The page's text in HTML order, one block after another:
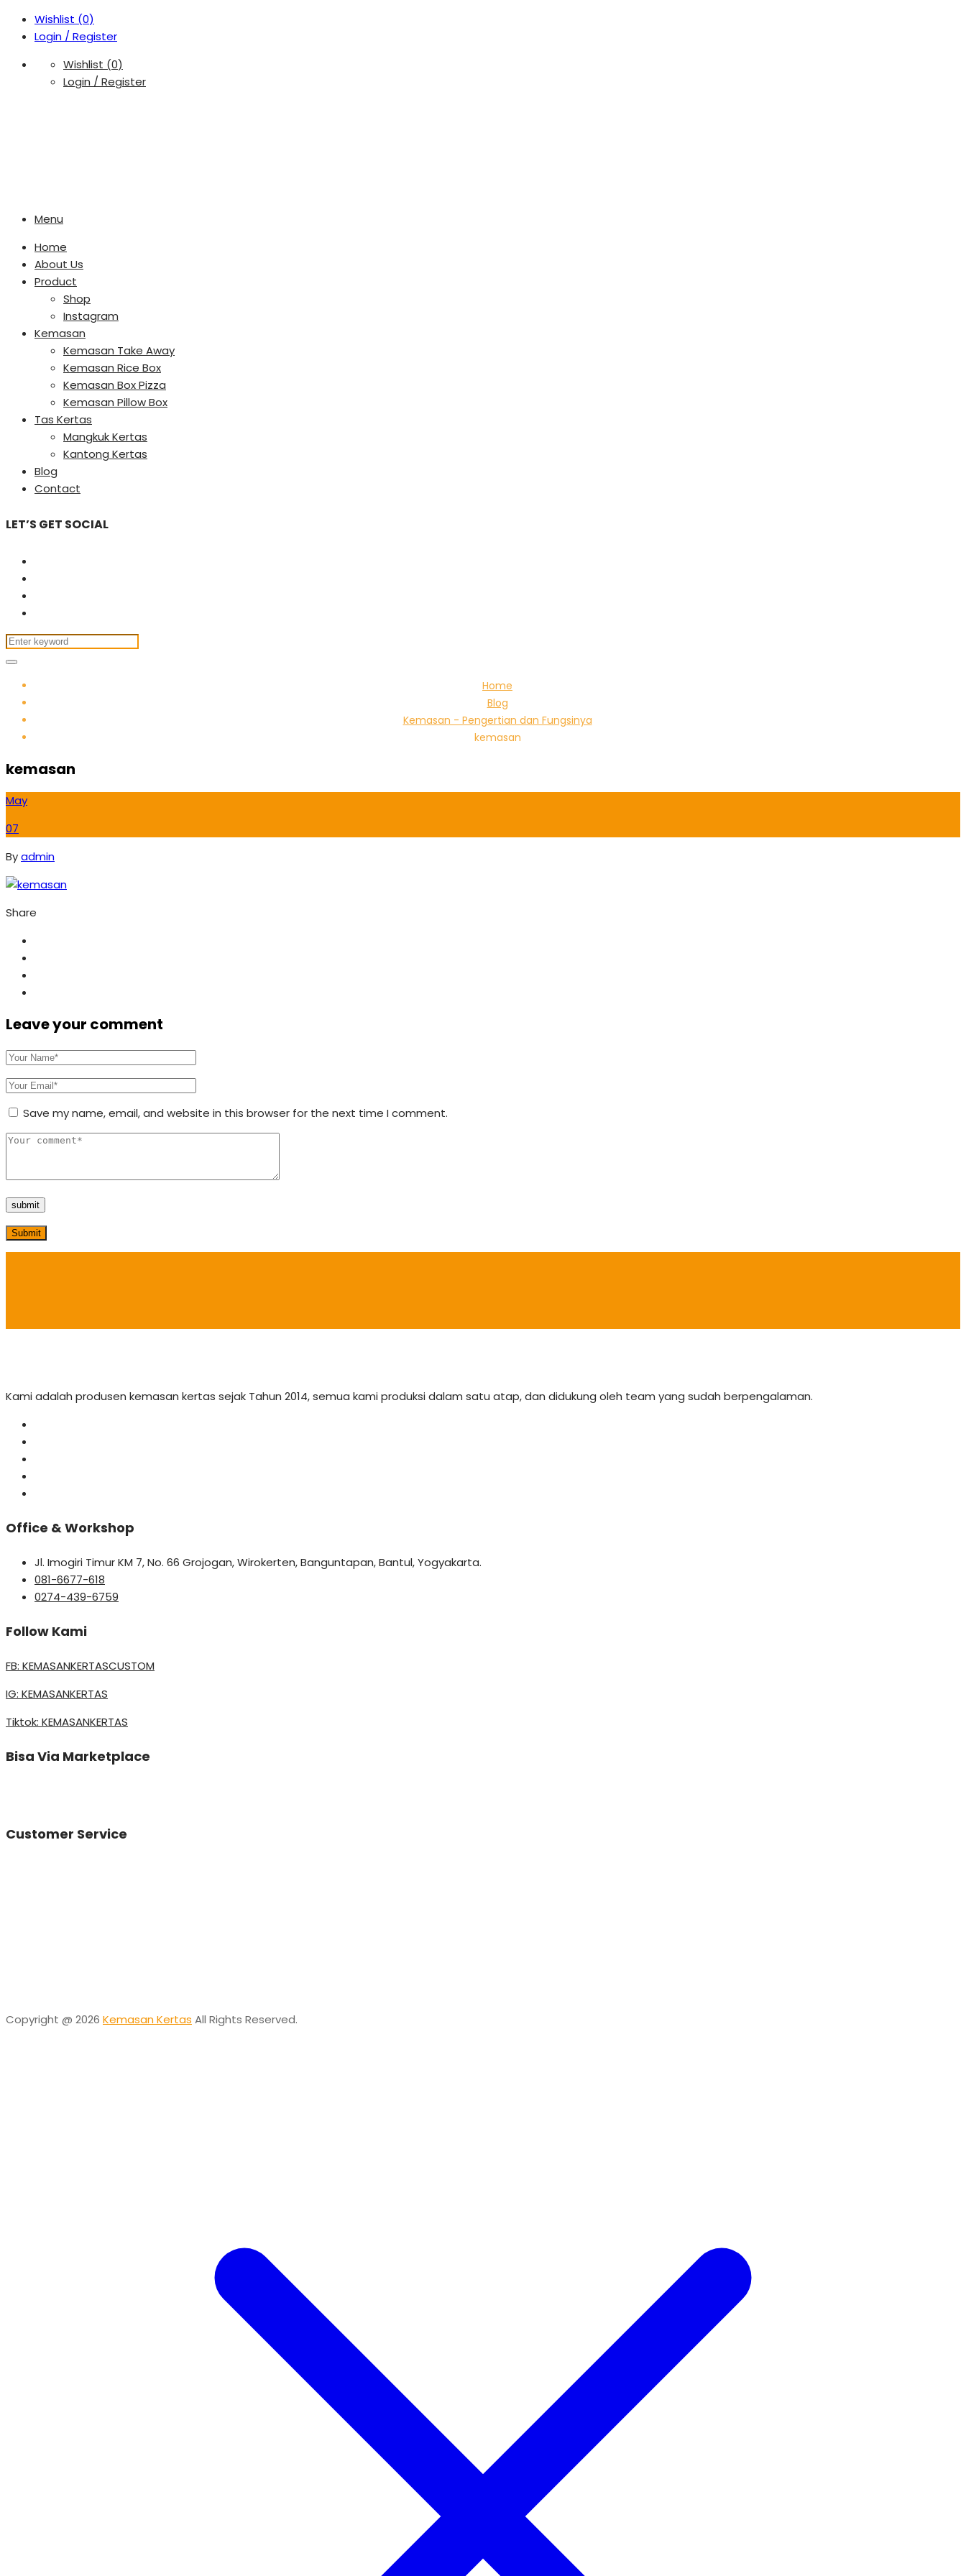
Wishlist (0)
Login / Register
Wishlist (0)
Login / Register
Menu
Home
About Us
Product
Shop
Instagram
Kemasan
Kemasan Take Away
Kemasan Rice Box
Kemasan Box Pizza
Kemasan Pillow Box
Tas Kertas
Mangkuk Kertas
Kantong Kertas
Blog
Contact
LET’S GET SOCIAL
Home
Blog
Kemasan - Pengertian dan Fungsinya
kemasan
kemasan
May
07
Byadmin
Share
Leave your comment
Save my name, email, and website in this browser for the next time I comment.
Submit
Kami adalah produsen kemasan kertas sejak Tahun 2014, semua kami produksi dalam satu atap, dan didukung oleh team yang sudah berpengalaman.
Office & Workshop
Jl. Imogiri Timur KM 7, No. 66 Grojogan, Wirokerten, Banguntapan, Bantul, Yogyakarta.
081-6677-618
0274-439-6759
Follow Kami
FB: KEMASANKERTASCUSTOM
IG: KEMASANKERTAS
Tiktok: KEMASANKERTAS
Bisa Via Marketplace
Customer Service
Copyright @ 2026 Kemasan Kertas All Rights Reserved.